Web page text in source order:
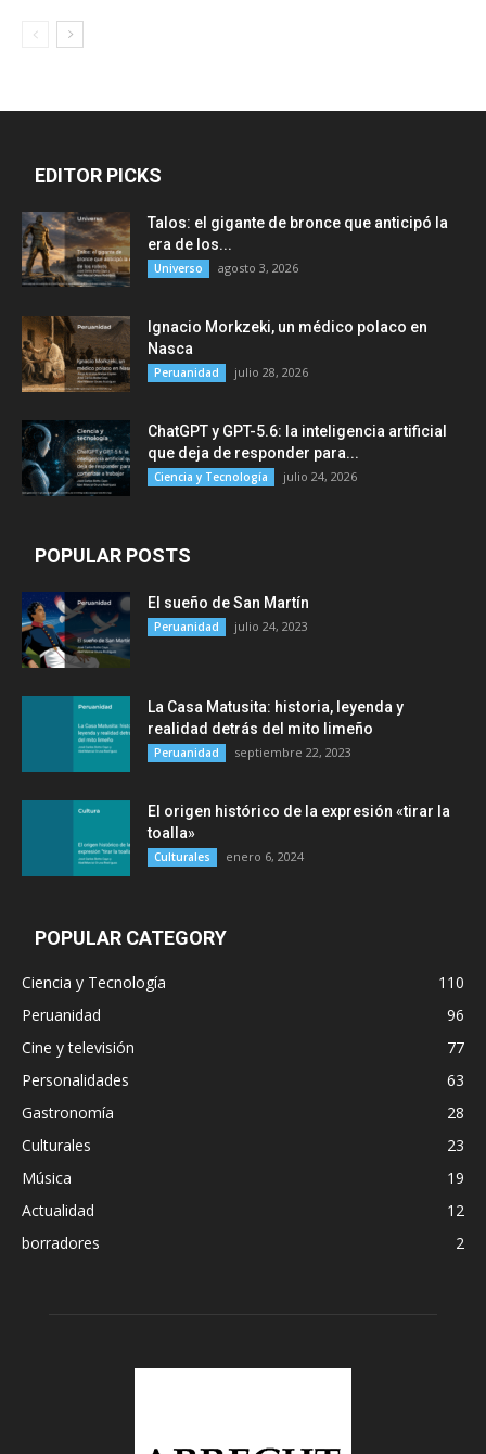
EDITOR PICKS
Talos: el gigante de bronce que anticipó la
era de los...
Universo agosto 3, 2026
Ignacio Morkzeki, un médico polaco en
Nasca
Peruanidad julio 28, 2026
ChatGPT y GPT-5.6: la inteligencia artificial
que deja de responder para...
Ciencia y Tecnología julio 24, 2026
POPULAR POSTS
El sueño de San Martín
Peruanidad julio 24, 2023
La Casa Matusita: historia, leyenda y
realidad detrás del mito limeño
Peruanidad septiembre 22, 2023
El origen histórico de la expresión «tirar la
toalla»
Culturales enero 6, 2024
POPULAR CATEGORY
Ciencia y Tecnología
110
Peruanidad
96
Cine y televisión
77
Personalidades
63
Gastronomía
28
Culturales
23
Música
19
Actualidad
12
borradores
2